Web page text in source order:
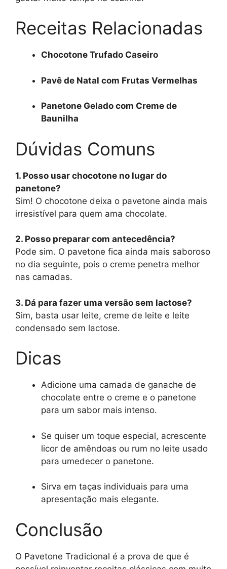
Receitas Relacionadas
Chocotone Trufado Caseiro
Pavê de Natal com Frutas Vermelhas
Panetone Gelado com Creme de
Baunilha
Dúvidas Comuns
1. Posso usar chocotone no lugar do
panetone?
Sim! O chocotone deixa o pavetone ainda mais
irresistível para quem ama chocolate.
2. Posso preparar com antecedência?
Pode sim. O pavetone fica ainda mais saboroso
no dia seguinte, pois o creme penetra melhor
nas camadas.
3. Dá para fazer uma versão sem lactose?
Sim, basta usar leite, creme de leite e leite
condensado sem lactose.
Dicas
Adicione uma camada de ganache de
chocolate entre o creme e o panetone
para um sabor mais intenso.
Se quiser um toque especial, acrescente
licor de amêndoas ou rum no leite usado
para umedecer o panetone.
Sirva em taças individuais para uma
apresentação mais elegante.
Conclusão
O Pavetone Tradicional é a prova de que é